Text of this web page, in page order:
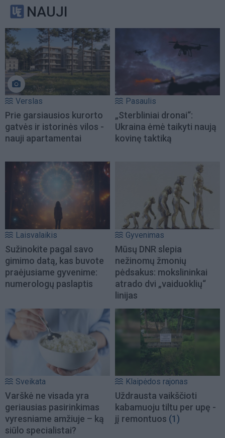
NAUJI
Verslas
Prie garsiausios kurorto
gatvės ir istorinės vilos -
nauji apartamentai
Pasaulis
„Sterbliniai dronai“:
Ukraina ėmė taikyti naują
kovinę taktiką
Laisvalaikis
Sužinokite pagal savo
gimimo datą, kas buvote
praėjusiame gyvenime:
numerologų paslaptis
Gyvenimas
Mūsų DNR slepia
nežinomų žmonių
pėdsakus: mokslininkai
atrado dvi „vaiduoklių“
linijas
Sveikata
Varškė ne visada yra
geriausias pasirinkimas
vyresniame amžiuje – ką
siūlo specialistai?
Klaipėdos rajonas
Uždrausta vaikščioti
kabamuoju tiltu per upę -
jį remontuos (1)